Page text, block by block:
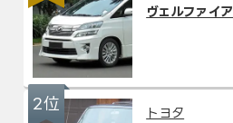
ヴェルファイア
2位
トヨタ